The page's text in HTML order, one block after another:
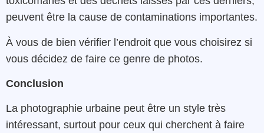
peuvent être la cause de contaminations importantes.
À vous de bien vérifier l’endroit que vous choisirez si
vous décidez de faire ce genre de photos.
Conclusion
La photographie urbaine peut être un style très
intéressant, surtout pour ceux qui cherchent à faire